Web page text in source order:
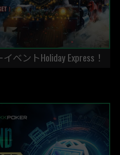
ベントHoliday Express！